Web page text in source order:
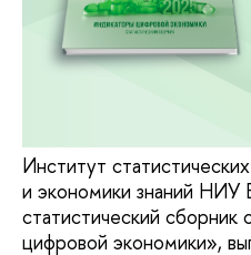
Институт
и экономики знаний
статистический
цифровой экономики»,